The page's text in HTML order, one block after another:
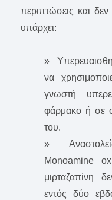
περιπτώσεις και δεν
υπάρχει:
»
να
γνωστή
φάρμακο ή σε
του.
»
Monoamine
μιρταζαπίνη
εντός δύο